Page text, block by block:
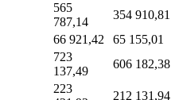
565
787,14
354 910,81
66 921,42
65 155,01
723
137,49
606 182,38
223
212 131,94